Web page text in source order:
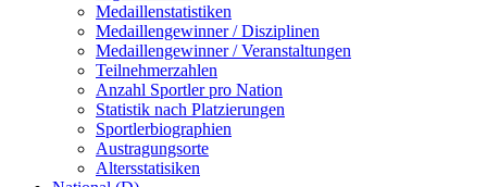
Medaillenstatistiken
Medaillengewinner / Disziplinen
Medaillengewinner / Veranstaltungen
Teilnehmerzahlen
Anzahl Sportler pro Nation
Statistik nach Platzierungen
Sportlerbiographien
Austragungsorte
Altersstatisiken